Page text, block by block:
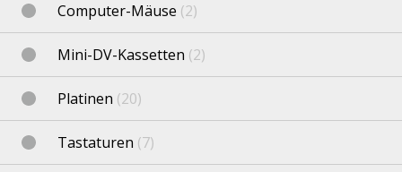
Computer-Mäuse (2)
Mini-DV-Kassetten (2)
Platinen (20)
Tastaturen (7)